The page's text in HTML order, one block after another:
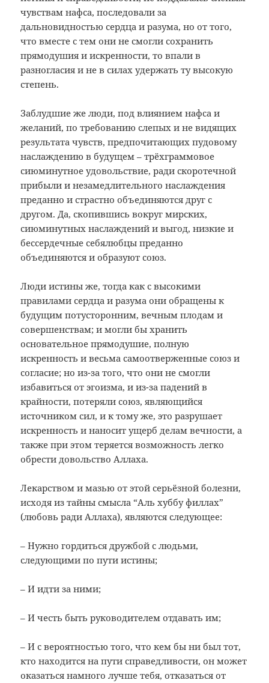
чувствам нафса, последовали за
дальновидностью сердца и разума, но от того,
что вместе с тем они не смогли сохранить
прямодушия и искренности, то впали в
разногласия и не в силах удержать ту высокую
степень.
Заблудшие же люди, под влиянием нафса и
желаний, по требованию слепых и не видящих
результата чувств, предпочитающих пудовому
наслаждению в будущем – трёхграммовое
сиюминутное удовольствие, ради скоротечной
прибыли и незамедлительного наслаждения
преданно и страстно объединяются друг с
другом. Да, скопившись вокруг мирских,
сиюминутных наслаждений и выгод, низкие и
бессердечные себялюбцы преданно
объединяются и образуют союз.
Люди истины же, тогда как с высокими
правилами сердца и разума они обращены к
будущим потусторонним, вечным плодам и
совершенствам; и могли бы хранить
основательное прямодушие, полную
искренность и весьма самоотверженные союз и
согласие; но из-за того, что они не смогли
избавиться от эгоизма, и из-за падений в
крайности, потеряли союз, являющийся
источником сил, и к тому же, это разрушает
искренность и наносит ущерб делам вечности, а
также при этом теряется возможность легко
обрести довольство Аллаха.
Лекарством и мазью от этой серьёзной болезни,
исходя из тайны смысла “Аль хуббу филлах”
(любовь ради Аллаха), являются следующее:
– Нужно гордиться дружбой с людьми,
следующими по пути истины;
– И идти за ними;
– И честь быть руководителем отдавать им;
– И с вероятностью того, что кем бы ни был тот,
кто находится на пути справедливости, он может
оказаться намного лучше тебя, отказаться от